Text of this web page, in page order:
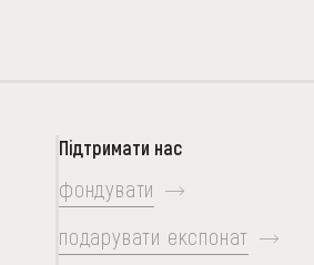
Підтримати нас
фондувати
подарувати експонат